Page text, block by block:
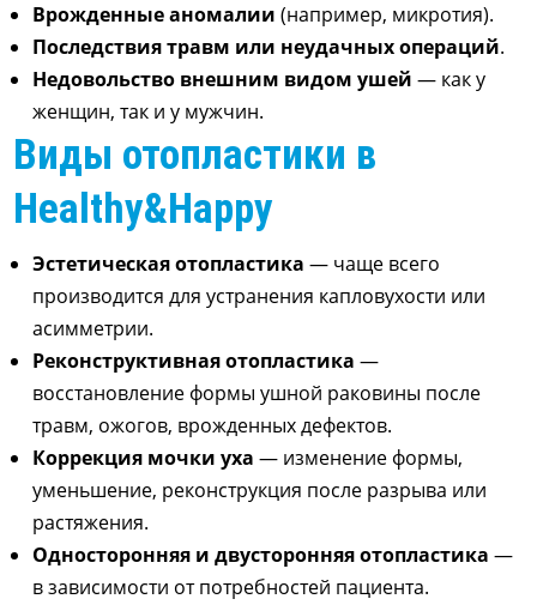
Врожденные аномалии (например, микротия).
Последствия травм или неудачных операций.
Недовольство внешним видом ушей — как у
женщин, так и у мужчин.
Виды отопластики в
Healthy&Happy
Эстетическая отопластика — чаще всего
производится для устранения капловухости или
асимметрии.
Реконструктивная отопластика —
восстановление формы ушной раковины после
травм, ожогов, врожденных дефектов.
Коррекция мочки уха — изменение формы,
уменьшение, реконструкция после разрыва или
растяжения.
Односторонняя и двусторонняя отопластика —
в зависимости от потребностей пациента.